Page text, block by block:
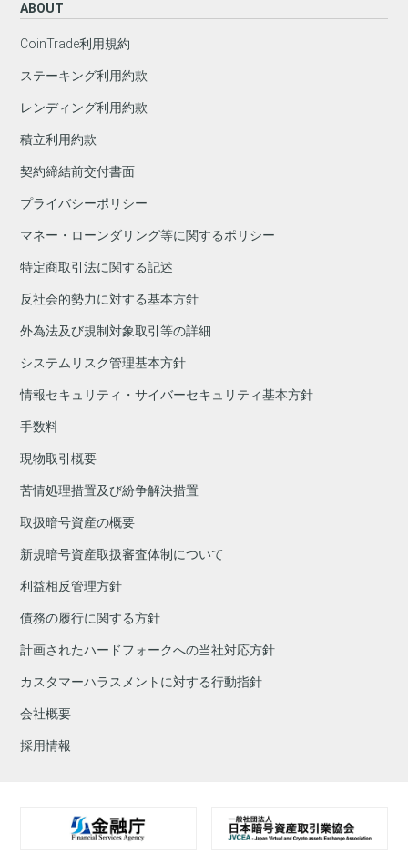
ABOUT
CoinTrade利用規約
ステーキング利用約款
レンディング利用約款
積立利用約款
契約締結前交付書面
プライバシーポリシー
マネー・ローンダリング等に関するポリシー
特定商取引法に関する記述
反社会的勢力に対する基本方針
外為法及び規制対象取引等の詳細
システムリスク管理基本方針
情報セキュリティ・サイバーセキュリティ基本方針
手数料
現物取引概要
苦情処理措置及び紛争解決措置
取扱暗号資産の概要
新規暗号資産取扱審査体制について
利益相反管理方針
債務の履行に関する方針
計画されたハードフォークへの当社対応方針
カスタマーハラスメントに対する行動指針
会社概要
採用情報